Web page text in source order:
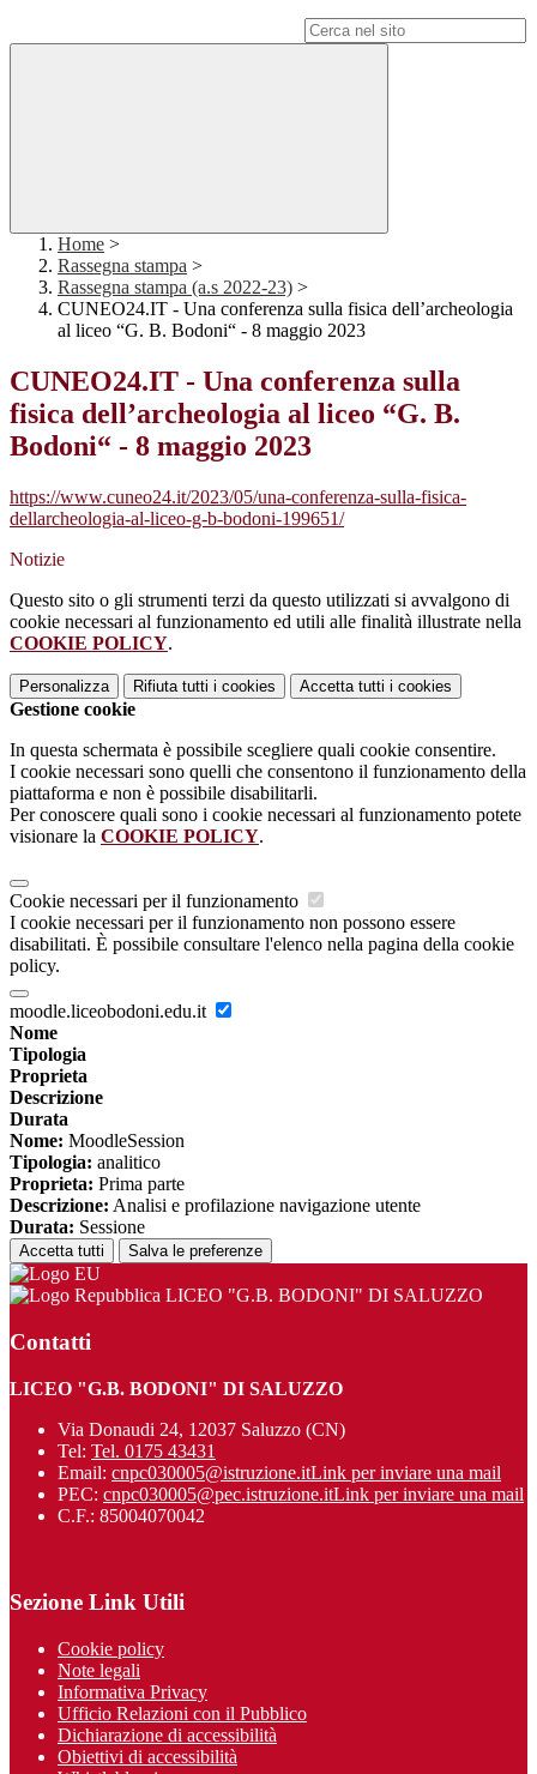
Home >
Rassegna stampa >
Rassegna stampa (a.s 2022-23) >
CUNEO24.IT - Una conferenza sulla fisica dell’archeologia
al liceo “G. B. Bodoni“ - 8 maggio 2023
CUNEO24.IT - Una conferenza sulla
fisica dell’archeologia al liceo “G. B.
Bodoni“ - 8 maggio 2023
https://www.cuneo24.it/2023/05/una-conferenza-sulla-fisica-
dellarcheologia-al-liceo-g-b-bodoni-199651/
Notizie
Questo sito o gli strumenti terzi da questo utilizzati si avvalgono di
cookie necessari al funzionamento ed utili alle finalità illustrate nella
COOKIE POLICY.
Personalizza Rifiuta tutti i cookies Accetta tutti i cookies
Gestione cookie
In questa schermata è possibile scegliere quali cookie consentire.
I cookie necessari sono quelli che consentono il funzionamento della
piattaforma e non è possibile disabilitarli.
Per conoscere quali sono i cookie necessari al funzionamento potete
visionare la COOKIE POLICY.
Cookie necessari per il funzionamento
I cookie necessari per il funzionamento non possono essere
disabilitati. È possibile consultare l'elenco nella pagina della cookie
policy.
moodle.liceobodoni.edu.it
Nome
Tipologia
Proprieta
Descrizione
Durata
Nome: MoodleSession
Tipologia: analitico
Proprieta: Prima parte
Descrizione: Analisi e profilazione navigazione utente
Durata: Sessione
Accetta tutti Salva le preferenze
LICEO "G.B. BODONI" DI SALUZZO
Contatti
LICEO "G.B. BODONI" DI SALUZZO
Via Donaudi 24, 12037 Saluzzo (CN)
Tel: Tel. 0175 43431
Email: cnpc030005@istruzione.itLink per inviare una mail
PEC: cnpc030005@pec.istruzione.itLink per inviare una mail
C.F.: 85004070042
Sezione Link Utili
Cookie policy
Note legali
Informativa Privacy
Ufficio Relazioni con il Pubblico
Dichiarazione di accessibilità
Obiettivi di accessibilità